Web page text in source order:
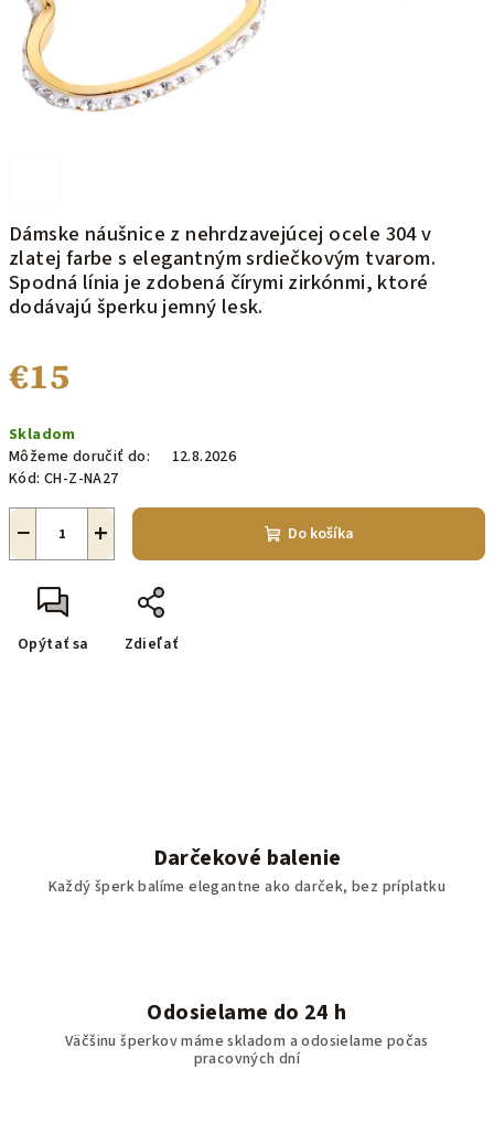
Dámske náušnice z nehrdzavejúcej ocele 304 v
zlatej farbe s elegantným srdiečkovým tvarom.
Spodná línia je zdobená čírymi zirkónmi, ktoré
dodávajú šperku jemný lesk.
€15
cena:
Skladom
Môžeme doručiť do:
12.8.2026
Kód: CH-Z-NA27
+
− Do košíka
Opýtať sa Zdieľať
Darčekové balenie
Každý šperk balíme elegantne ako darček, bez príplatku
Odosielame do 24 h
Väčšinu šperkov máme skladom a odosielame počas
pracovných dní